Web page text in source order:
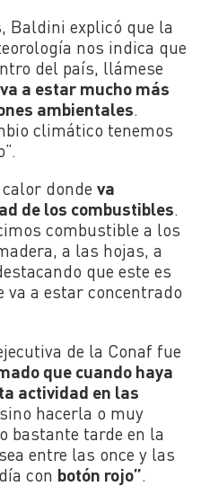
Baldini explicó que la
nos indica que
del país, llámese
va a estar mucho más
ambientales.
climático tenemos
donde va
de los combustibles.
combustible a los
a las hojas, a
que este es
a estar concentrado
de la Conaf fue
que cuando haya
actividad en las
, sino hacerla o muy
bastante tarde en la
entre las once y las
con botón rojo”